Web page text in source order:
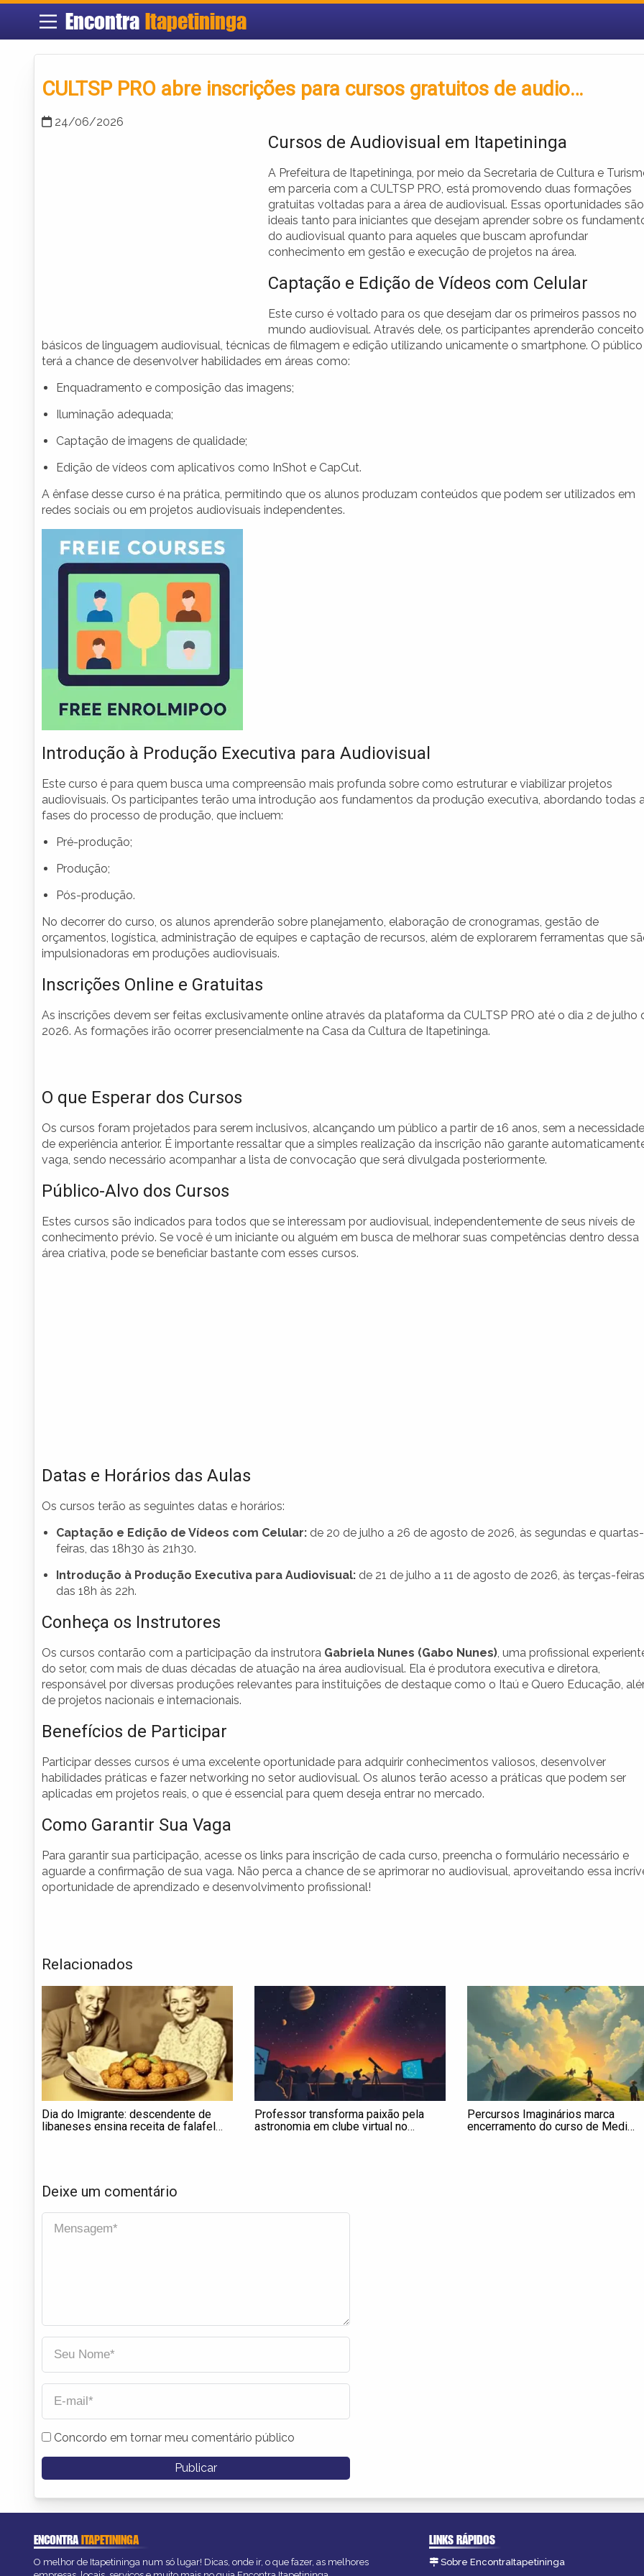
Encontra Itapetininga
CULTSP PRO abre inscrições para cursos gratuitos de audio…
24/06/2026
Cursos de Audiovisual em Itapetininga
A Prefeitura de Itapetininga, por meio da Secretaria de Cultura e
em parceria com a CULTSP PRO, está promovendo duas formações
gratuitas voltadas para a área de audiovisual. Essas oportunidades são
ideais tanto para iniciantes que desejam aprender sobre os
do audiovisual quanto para aqueles que buscam aprofundar
conhecimento em gestão e execução de projetos na área.
Captação e Edição de Vídeos com Celular
Este curso é voltado para os que desejam dar os primeiros passos no
mundo audiovisual. Através dele, os participantes aprenderão
básicos de linguagem audiovisual, técnicas de filmagem e edição utilizando unicamente o smartphone. O público
terá a chance de desenvolver habilidades em áreas como:
Enquadramento e composição das imagens;
Iluminação adequada;
Captação de imagens de qualidade;
Edição de vídeos com aplicativos como InShot e CapCut.
A ênfase desse curso é na prática, permitindo que os alunos produzam conteúdos que podem ser utilizados em
redes sociais ou em projetos audiovisuais independentes.
Introdução à Produção Executiva para Audiovisual
Este curso é para quem busca uma compreensão mais profunda sobre como estruturar e viabilizar projetos
audiovisuais. Os participantes terão uma introdução aos fundamentos da produção executiva, abordando todas
fases do processo de produção, que incluem:
Pré-produção;
Produção;
Pós-produção.
No decorrer do curso, os alunos aprenderão sobre planejamento, elaboração de cronogramas, gestão de
orçamentos, logística, administração de equipes e captação de recursos, além de explorarem ferramentas que
impulsionadoras em produções audiovisuais.
Inscrições Online e Gratuitas
As inscrições devem ser feitas exclusivamente online através da plataforma da CULTSP PRO até o dia 2 de julho
2026. As formações irão ocorrer presencialmente na Casa da Cultura de Itapetininga.
O que Esperar dos Cursos
Os cursos foram projetados para serem inclusivos, alcançando um público a partir de 16 anos, sem a necessidade
de experiência anterior. É importante ressaltar que a simples realização da inscrição não garante
vaga, sendo necessário acompanhar a lista de convocação que será divulgada posteriormente.
Público-Alvo dos Cursos
Estes cursos são indicados para todos que se interessam por audiovisual, independentemente de seus níveis de
conhecimento prévio. Se você é um iniciante ou alguém em busca de melhorar suas competências dentro dessa
área criativa, pode se beneficiar bastante com esses cursos.
Datas e Horários das Aulas
Os cursos terão as seguintes datas e horários:
Captação e Edição de Vídeos com Celular: de 20 de julho a 26 de agosto de 2026, às segundas e quartas-
feiras, das 18h30 às 21h30.
Introdução à Produção Executiva para Audiovisual: de 21 de julho a 11 de agosto de 2026, às terças-
das 18h às 22h.
Conheça os Instrutores
Os cursos contarão com a participação da instrutora Gabriela Nunes (Gabo Nunes), uma profissional
do setor, com mais de duas décadas de atuação na área audiovisual. Ela é produtora executiva e diretora,
responsável por diversas produções relevantes para instituições de destaque como o Itaú e Quero Educação,
de projetos nacionais e internacionais.
Benefícios de Participar
Participar desses cursos é uma excelente oportunidade para adquirir conhecimentos valiosos, desenvolver
habilidades práticas e fazer networking no setor audiovisual. Os alunos terão acesso a práticas que podem ser
aplicadas em projetos reais, o que é essencial para quem deseja entrar no mercado.
Como Garantir Sua Vaga
Para garantir sua participação, acesse os links para inscrição de cada curso, preencha o formulário necessário e
aguarde a confirmação de sua vaga. Não perca a chance de se aprimorar no audiovisual, aproveitando essa
oportunidade de aprendizado e desenvolvimento profissional!
Relacionados
Dia do Imigrante: descendente de
libaneses ensina receita de falafel
Professor transforma paixão pela
astronomia em clube virtual no
Percursos Imaginários marca
encerramento do curso de Medi…
Deixe um comentário
Concordo em tornar meu comentário público
ENCONTRAITAPETININGA
O melhor de Itapetininga num só lugar! Dicas, onde ir, o que fazer, as melhores
LINKS RÁPIDOS
Sobre EncontraItapetininga